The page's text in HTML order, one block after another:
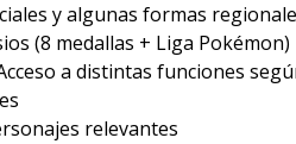
y algunas formas
(8 medallas + Liga Pokémon)
a distintas funciones
relevantes